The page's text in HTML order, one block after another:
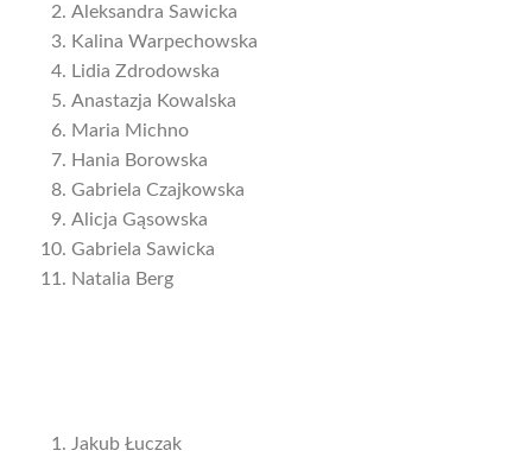
Aleksandra Sawicka
Kalina Warpechowska
Lidia Zdrodowska
Anastazja Kowalska
Maria Michno
Hania Borowska
Gabriela Czajkowska
Alicja Gąsowska
Gabriela Sawicka
Natalia Berg
Jakub Łuczak